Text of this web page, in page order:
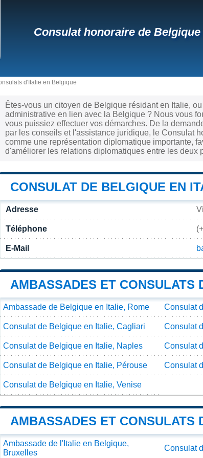
Consulat honoraire de
d'Italie en Belgique
Êtes-vous un citoyen de Belgique résidant en Italie,
administrative en lien avec la Belgique ? Nous vous
vous puissiez effectuer vos démarches. De la
par les conseils et l'assistance juridique, le Consulat
comme une représentation diplomatique importante,
d'améliorer les relations diplomatiques entre les deux
CONSULAT DE BELGIQUE EN
Adresse
Téléphone
E-Mail
AMBASSADES ET CONSULATS
Ambassade de Belgique en Italie, Rome Consulat
Consulat de Belgique en Italie, Cagliari Consulat
Consulat de Belgique en Italie, Naples Consulat
Consulat de Belgique en Italie, Pérouse Consulat
Consulat de Belgique en Italie, Venise
AMBASSADES ET CONSULATS
Ambassade de l'Italie en Belgique,
Bruxelles
Consulat